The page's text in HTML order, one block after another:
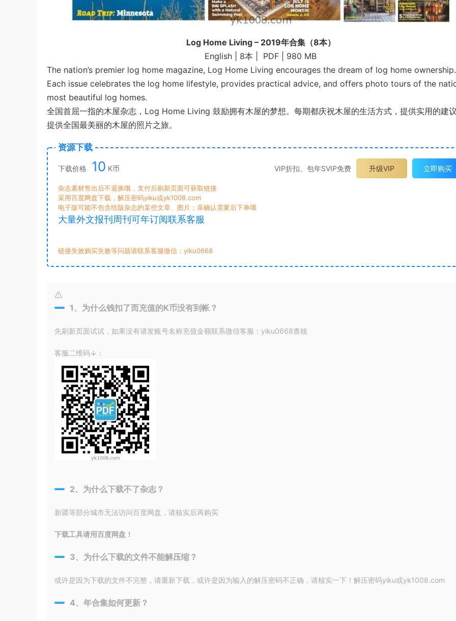
Log Home Living – 2019年合集（8本）
English | 8本 | PDF | 980 MB
The nation’s premier log home magazine, Log Home Living encourages the dream of log home ownership.
Each issue celebrates the log home lifestyle, provides practical advice, and offers photo tours of the
most beautiful log homes.
全国首屈一指的木屋杂志，Log Home Living 鼓励拥有木屋的梦想。每期都庆祝木屋的生活方式，提供实用的建
提供全国最美丽的木屋的照片之旅。
资源下载
下载价格 10 K币 VIP折扣、包年SVIP免费 升级VIP 立即购买
杂志素材售出后不退换哦，支付后刷新页面可获取链接
采用百度网盘下载，解压密码yiku或yk1008.com
电子版可能不包含纸版杂志的某些文章、图片；亲确认需要后下单哦
大量外文报刊周刊可年订阅联系客服
链接失效购买失败等问题请联系客服微信：yiku0668
1、为什么钱扣了而充值的K币没有到帐？
先刷新页面试试，如果没有请发账号名称充值金额联系微信客服：yiku0668查核
客服二维码↓：
2、为什么下载不了杂志？
新疆等部分城市无法访问百度网盘，请核实后再购买
下载工具请用百度网盘！
3、为什么下载的文件不能解压缩？
或许是因为下载的文件不完整，请重新下载，或许是因为输入的解压密码不正确，请核实一下！解压密码yiku或yk1008.com
4、年合集如何更新？